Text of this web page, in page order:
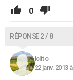
0
RÉPONSE 2 / 8
lolito
22 janv. 2013